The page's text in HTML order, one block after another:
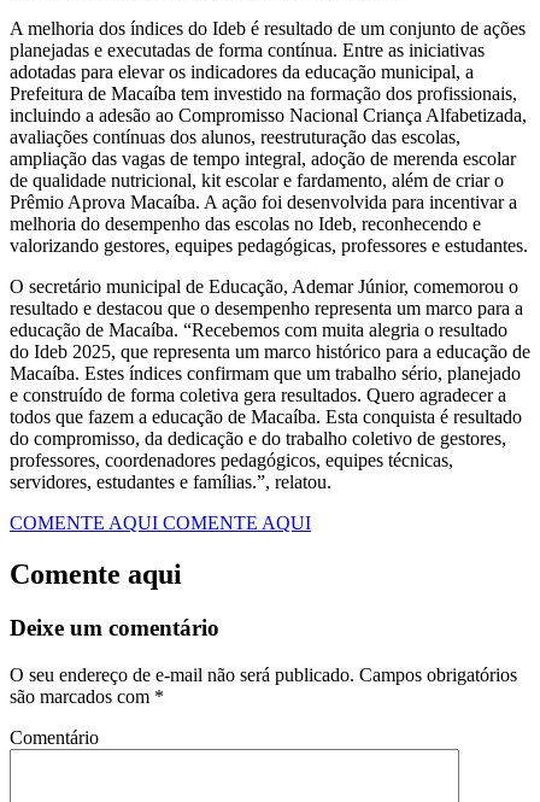
A melhoria dos índices do Ideb é resultado de um conjunto de ações
planejadas e executadas de forma contínua. Entre as iniciativas
adotadas para elevar os indicadores da educação municipal, a
Prefeitura de Macaíba tem investido na formação dos profissionais,
incluindo a adesão ao Compromisso Nacional Criança Alfabetizada,
avaliações contínuas dos alunos, reestruturação das escolas,
ampliação das vagas de tempo integral, adoção de merenda escolar
de qualidade nutricional, kit escolar e fardamento, além de criar o
Prêmio Aprova Macaíba. A ação foi desenvolvida para incentivar a
melhoria do desempenho das escolas no Ideb, reconhecendo e
valorizando gestores, equipes pedagógicas, professores e estudantes.
O secretário municipal de Educação, Ademar Júnior, comemorou o
resultado e destacou que o desempenho representa um marco para a
educação de Macaíba. “Recebemos com muita alegria o resultado
do Ideb 2025, que representa um marco histórico para a educação de
Macaíba. Estes índices confirmam que um trabalho sério, planejado
e construído de forma coletiva gera resultados. Quero agradecer a
todos que fazem a educação de Macaíba. Esta conquista é resultado
do compromisso, da dedicação e do trabalho coletivo de gestores,
professores, coordenadores pedagógicos, equipes técnicas,
servidores, estudantes e famílias.”, relatou. ‎
COMENTE AQUI COMENTE AQUI
Comente aqui
Deixe um comentário
O seu endereço de e-mail não será publicado. Campos obrigatórios
são marcados com *
Comentário